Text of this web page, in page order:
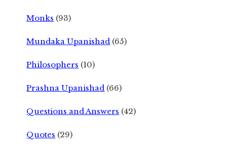
Monks (93)
Mundaka Upanishad (65)
Philosophers (10)
Prashna Upanishad (66)
Questions and Answers (42)
Quotes (29)